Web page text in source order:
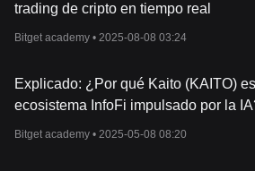
trading de cripto en tiempo real
Bitget academy • 2025-08-08 03:24
Explicado: ¿Por qué Kaito (KAITO)
ecosistema InfoFi impulsado por la
Bitget academy • 2025-05-08 08:20